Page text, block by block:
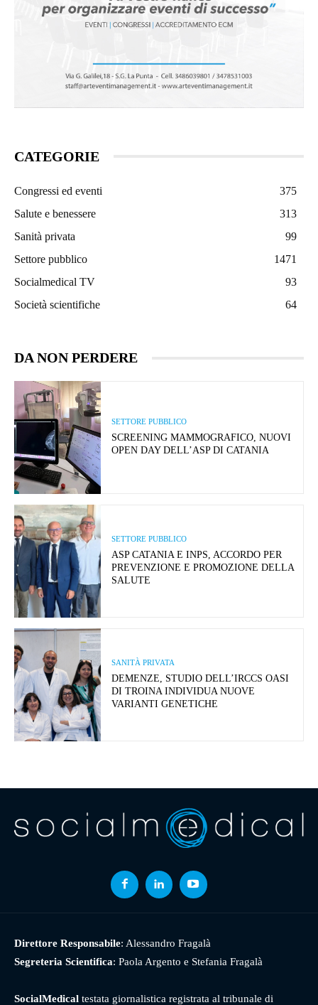
CATEGORIE
Congressi ed eventi
375
Salute e benessere
313
Sanità privata
99
Settore pubblico
1471
Socialmedical TV
93
Società scientifiche
64
DA NON PERDERE
SETTORE PUBBLICO
SCREENING MAMMOGRAFICO, NUOVI
OPEN DAY DELL’ASP DI CATANIA
SETTORE PUBBLICO
ASP CATANIA E INPS, ACCORDO PER
PREVENZIONE E PROMOZIONE DELLA
SALUTE
SANITÀ PRIVATA
DEMENZE, STUDIO DELL’IRCCS OASI
DI TROINA INDIVIDUA NUOVE
VARIANTI GENETICHE
Direttore Responsabile: Alessandro Fragalà
Segreteria Scientifica: Paola Argento e Stefania Fragalà
SocialMedical testata giornalistica registrata al tribunale di